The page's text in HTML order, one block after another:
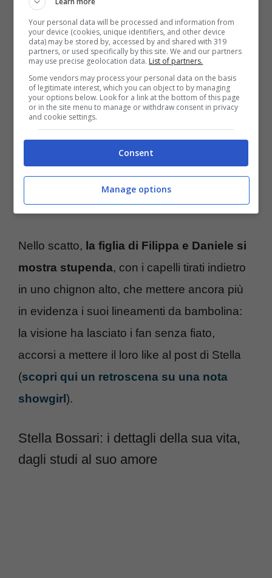
Stella ha ereditato dalla madre il fascino
svedese: come lei ha due grandi occhi
azzurri e dei lineamenti molto eleganti. Dalla
chioma castana dorata, inoltre, ha un fisico
da dea. La sua bellezza immensa è emersa
nell’ultima sua foto apparsa sulla sua gallery
da sogno.
Nello scatto, la figlia di Filippa e Daniele si
mostra stupenda, con i capelli tirati indietro
in uno chignon alto, che mettere ancora più
in evidenza i suoi lineamenti da bambolina:
la visione ha lasciato i fan senza fiato,
accorsi a mettere il loro like al post di Stella
(scopri qui un retroscena su una nota
showgirl ).
Stella Bossari: i dettagli della sua vita,
dagli studi al suo amore
Your personal data will be processed and information from
your device (cookies, unique identifiers, and other device
data) may be stored by, accessed by and shared with 319
partners, or used specifically by this site. We and our partners
may use precise geolocation data. List of partners.
Some vendors may process your personal data on the basis
of legitimate interest, which you can object to by managing
your options below. Look for a link at the bottom of this page
or in the site menu to manage or withdraw consent in privacy
and cookie settings.
Consent
Manage options